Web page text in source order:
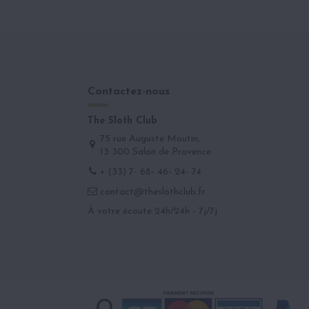
Contactez-nous
The Sloth Club
75 rue Auguste Moutin,
13 300 Salon de Provence
+ (33) 7- 68- 46- 24- 74
contact@theslothclub.fr
À votre écoute 24h/24h - 7j/7j